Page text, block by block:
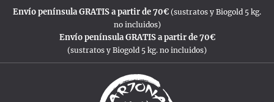
Envío península GRATIS a partir de 70€ (sustratos y Biogold 5 kg.
no incluidos)
Envío península GRATIS a partir de 70€
(sustratos y Biogold 5 kg. no incluidos)